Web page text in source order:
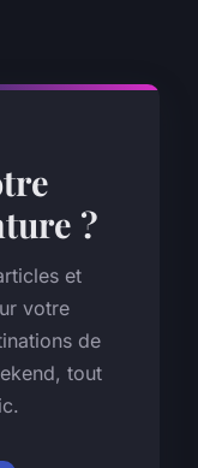
?
et
votre
de
tout